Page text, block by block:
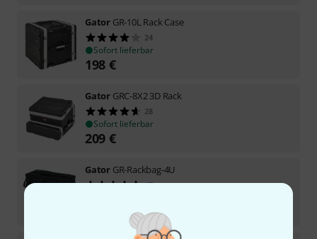
Gator GR-10L Rack Case
24
Sofort lieferbar
198 €
Gator GRC-8X2 3D Rack
28
Sofort lieferbar
209 €
Gator GR-Rackbag-4U
17